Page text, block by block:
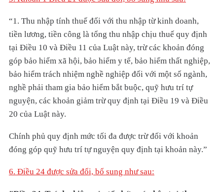
“1. Thu nhập tính thuế đối với thu nhập từ kinh doanh,
tiền lương, tiền công là tổng thu nhập chịu thuế quy định
tại Điều 10 và Điều 11 của Luật này, trừ các khoản đóng
góp bảo hiểm xã hội, bảo hiểm y tế, bảo hiểm thất nghiệp,
bảo hiểm trách nhiệm nghề nghiệp đối với một số ngành,
nghề phải tham gia bảo hiểm bắt buộc, quỹ hưu trí tự
nguyện, các khoản giảm trừ quy định tại Điều 19 và Điều
20 của Luật này.
Chính phủ quy định mức tối đa được trừ đối với khoản
đóng góp quỹ hưu trí tự nguyện quy định tại khoản này.”
6. Điều 24 được sửa đổi, bổ sung như sau: